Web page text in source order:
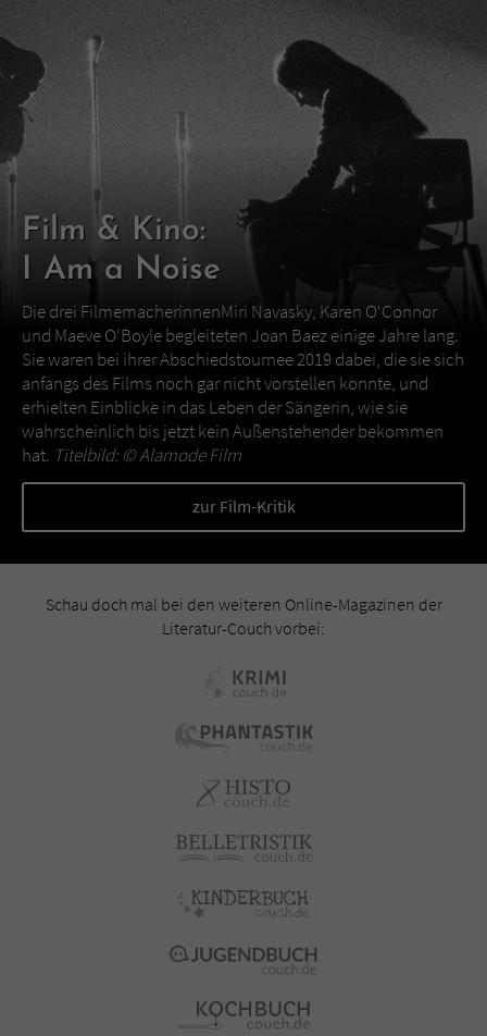
Film & Kino:
I Am a Noise
Die drei FilmemacherinnenMiri Navasky, Karen O‘Connor
und Maeve O‘Boyle begleiteten Joan Baez einige Jahre lang.
Sie waren bei ihrer Abschiedstournee 2019 dabei, die sie sich
anfangs des Films noch gar nicht vorstellen konnte, und
erhielten Einblicke in das Leben der Sängerin, wie sie
wahrscheinlich bis jetzt kein Außenstehender bekommen
hat. Titelbild: ©Alamode Film
zur Film-Kritik
Schau doch mal bei den weiteren Online-Magazinen der
Literatur-Couch vorbei: